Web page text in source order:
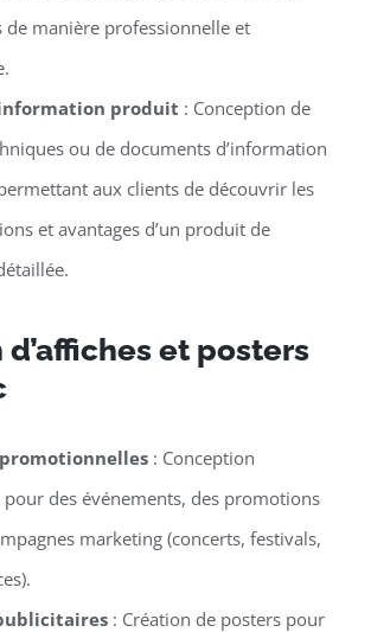
de manière professionnelle et
produit : Conception de
ou de documents d’information
aux clients de découvrir les
et avantages d’un produit de
et posters
: Conception
pour des événements, des promotions
marketing (concerts, festivals,
: Création de posters pour